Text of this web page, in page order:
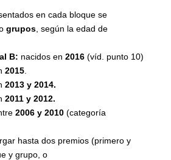
en cada bloque se
grupos, según la edad de
B: nacidos en 2016(víd. punto 10)
2015.
2013 y 2014.
2011 y 2012.
2006 y 2010(categoría
hasta dos premios (primero y
y grupo, o